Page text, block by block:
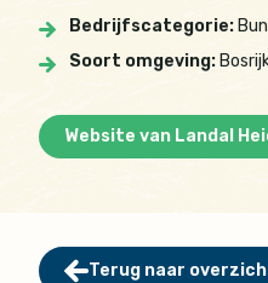
Bedrijfscategorie:
Soort omgeving:
Website van Landal
Terug naar